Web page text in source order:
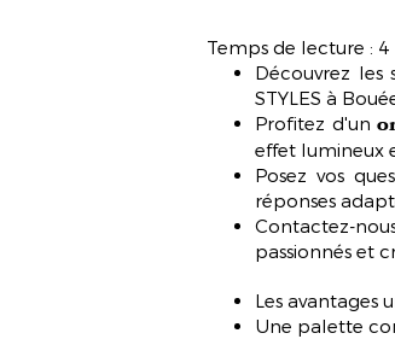
Temps de lecture :
Découvrez les
STYLES à
Profitez d'un
effet lumineux
Posez vos
réponses
Contactez-
passionnés et
Les avantages
Une palette